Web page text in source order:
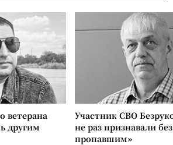
ветерана
другим
Участник СВО
не раз признавали
пропавшим»